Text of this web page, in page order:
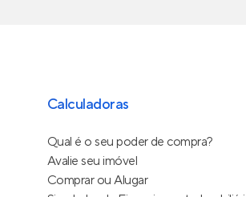
Calculadoras
Qual é o seu poder de compra?
Avalie seu imóvel
Comprar ou Alugar